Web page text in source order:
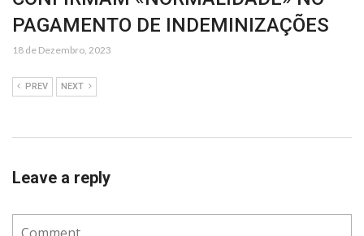
PAGAMENTO DE INDEMINIZAÇÕES
18 de Dezembro, 2023
PREV NEXT
Leave a reply